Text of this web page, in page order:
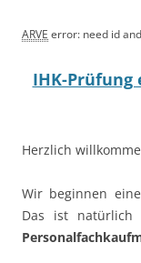
ARVE error: need id
IHK-
Herzlich
Wir beginnen
Das ist natürlich